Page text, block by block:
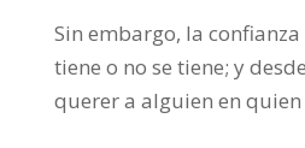
Sin embargo, la confianza
tiene o no se tiene; y
querer a alguien en